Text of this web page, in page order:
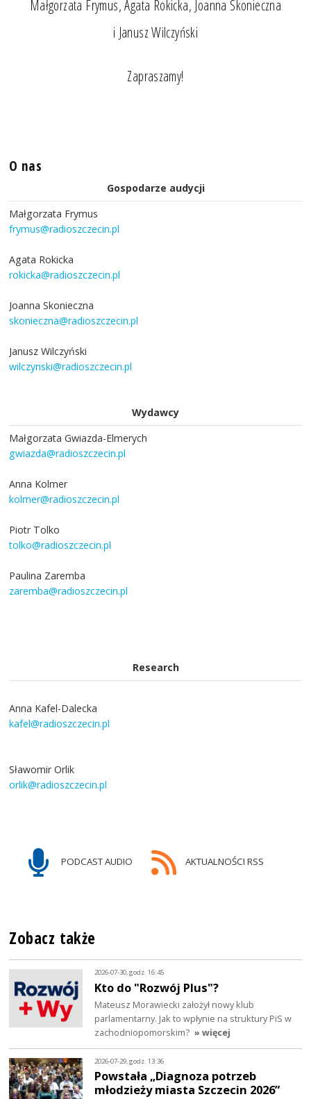
Małgorzata Frymus, Agata Rokicka, Joanna Skonieczna
i Janusz Wilczyński
Zapraszamy!
O nas
Gospodarze audycji
Małgorzata Frymus
frymus@radioszczecin.pl
Agata Rokicka
rokicka@radioszczecin.pl
Joanna Skonieczna
skonieczna@radioszczecin.pl
Janusz Wilczyński
wilczynski@radioszczecin.pl
Wydawcy
Małgorzata Gwiazda-Elmerych
gwiazda@radioszczecin.pl
Anna Kolmer
kolmer@radioszczecin.pl
Piotr Tolko
tolko@radioszczecin.pl
Paulina Zaremba
zaremba@radioszczecin.pl
Research
Anna Kafel-Dalecka
kafel@radioszczecin.pl
Sławomir Orlik
orlik@radioszczecin.pl
PODCAST AUDIO AKTUALNOŚCI RSS
Zobacz także
2026-07-30, godz. 16:45
Kto do "Rozwój Plus"?
Mateusz Morawiecki założył nowy klub
parlamentarny. Jak to wpłynie na struktury PiS w
zachodniopomorskim? » więcej
2026-07-29, godz. 13:36
Powstała „Diagnoza potrzeb
młodzieży miasta Szczecin 2026”